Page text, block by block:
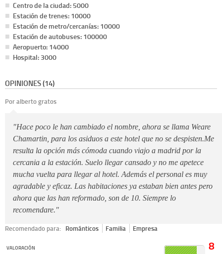
Centro de la ciudad: 5000
Estación de trenes: 10000
Estación de metro/cercanías: 10000
Estación de autobuses: 100000
Aeropuerto: 14000
Hospital: 3000
OPINIONES (14)
Por alberto gratos
"Hace poco le han cambiado el nombre, ahora se llama Weare
Chamartin, para los asiduos a este hotel que no se despisten.Me
resulta la opción más cómoda cuando viajo a madrid por la
cercania a la estación. Suelo llegar cansado y no me apetece
mucha vuelta para llegar al hotel. Además el personal es muy
agradable y eficaz. Las habitaciones ya estaban bien antes pero
ahora que las han reformado, son de 10. Siempre lo
recomendare."
Recomendado para: Románticos Familia Empresa
VALORACIÓN 8